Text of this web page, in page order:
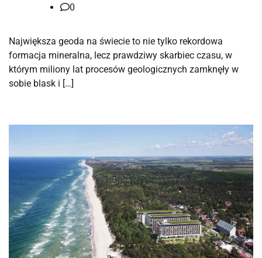
0
Największa geoda na świecie to nie tylko rekordowa
formacja mineralna, lecz prawdziwy skarbiec czasu, w
którym miliony lat procesów geologicznych zamknęły w
sobie blask i […]